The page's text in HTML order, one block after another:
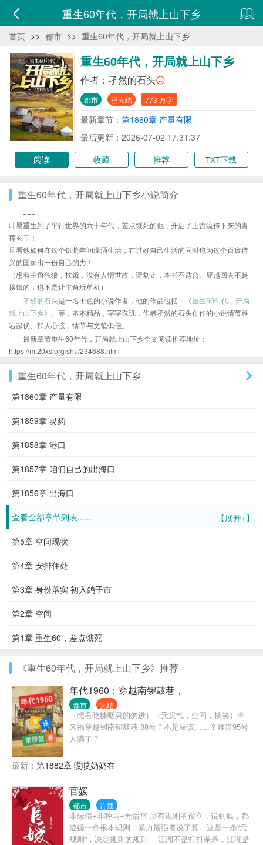
重生60年代，开局就上山下乡
首页 >> 都市 >> 重生60年代，开局就上山下乡
重生60年代，开局就上山下乡
作者： 孑然的石头
都市 已完结 773 万字
最新章节： 第1860章 产量有限
最后更新：2026-07-02 17:31:37
阅读
收藏 推荐 TXT下载
重生60年代，开局就上山下乡小说简介
+++
叶昊重生到了平行世界的六十年代，差点饿死的他，开启了上古流传下来的青
莲玄玉！
且看他如何在这个饥荒年间潇洒生活，在过好自己生活的同时也为这个百废待
兴的国家出一份自己的力！
（想看主角独狼，挨饿，没有人情世故，请划走，本书不适合。穿越回去不是
挨饿的，也不是让主角玩单机）
孑然的石头是一名出色的小说作者，他的作品包括：《重生60年代，开局
就上山下乡》、等，本本精品，字字珠玑，作者孑然的石头创作的小说情节跌
宕起伏、扣人心弦，情节与文笔俱佳。
最新章节重生60年代，开局就上山下乡全文阅读推荐地址：
https://m.20xs.org/shu/234688.html
重生60年代，开局就上山下乡
第1860章 产量有限
第1859章 灵药
第1858章 港口
第1857章 咱们自己的出海口
第1856章 出海口
【展开+】
查看全部章节列表......
第5章 空间现状
第4章 安排住处
第3章 身份落实 初入鸽子市
第2章 空间
第1章 重生60，差点饿死
《重生60年代，开局就上山下乡》推荐
年代1960：穿越南锣鼓巷，
都市 完结
（想看吃糠咽菜的勿进）（无戾气，空间，搞笑）李
来福穿越到南锣鼓巷 88号？不是应该……？难道95号
人满了？
最新： 第1882章 哎哎奶奶在
官媛
都市 连载
非绿帽+非种马+无后宫 所有规则的设立，说到底，都
遵循一条根本规则：暴力最强者说了算。这是一条“元
规则”，决定规则的规则。 江湖不是打打杀杀，江湖是